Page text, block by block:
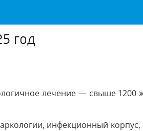
год
лечение — свыше 1200
инфекционный